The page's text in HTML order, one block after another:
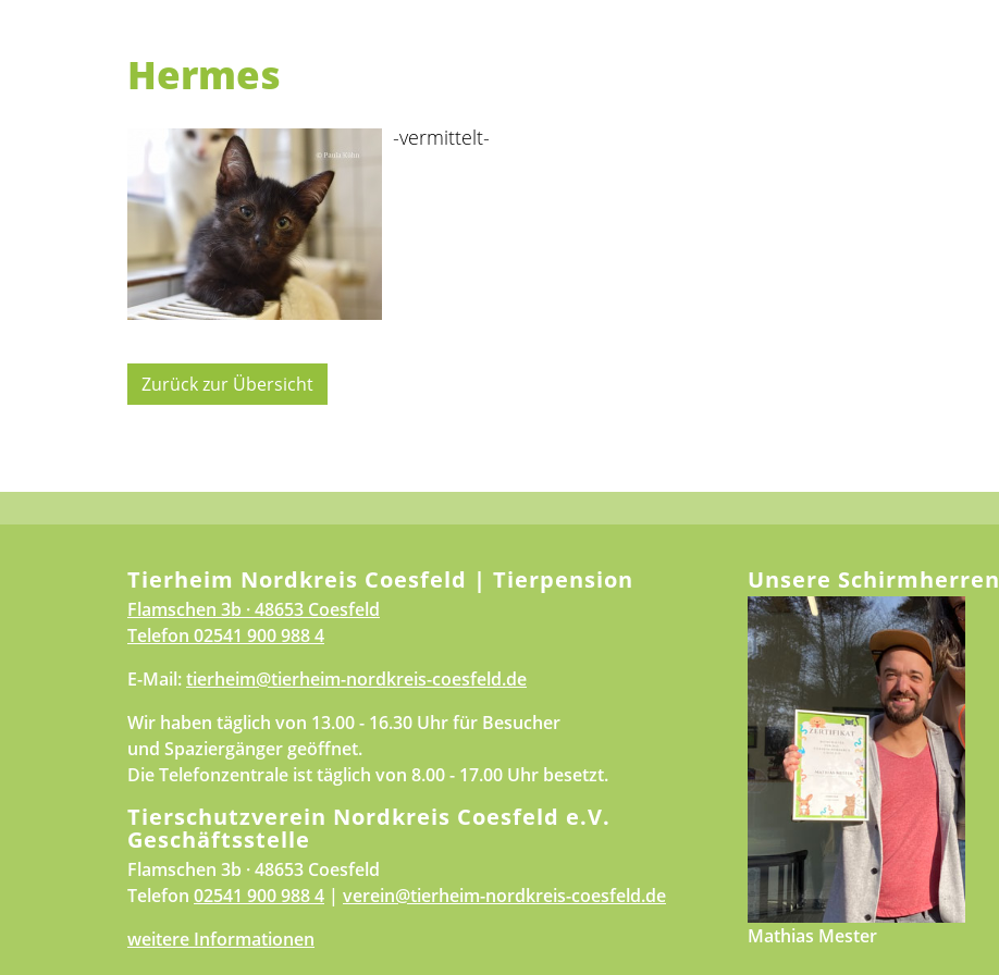
Hermes
-vermittelt-
Zurück zur Übersicht
Tierheim Nordkreis Coesfeld | Tierpension
Flamschen 3b · 48653 Coesfeld
Telefon 02541 900 988 4
E-Mail:tierheim@tierheim-nordkreis-coesfeld.de
Wir haben täglich von 13.00 - 16.30 Uhr für Besucher
und Spaziergänger geöffnet.
Die Telefonzentrale ist täglich von 8.00 - 17.00 Uhr besetzt.
Tierschutzverein Nordkreis Coesfeld e.V.
Geschäftsstelle
Flamschen 3b · 48653 Coesfeld
Telefon 02541 900 988 4 | verein@tierheim-nordkreis-coesfeld.de
weitere Informationen
Unsere Schirmherren
Mathias Mester